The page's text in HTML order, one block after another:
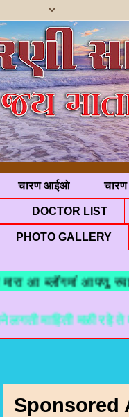
चारण आईओ चारण
DOCTOR LIST
PHOTO GALLERY
आ ब्लॉगमां आपणु
मळी रहे ते माटे
Sponsored